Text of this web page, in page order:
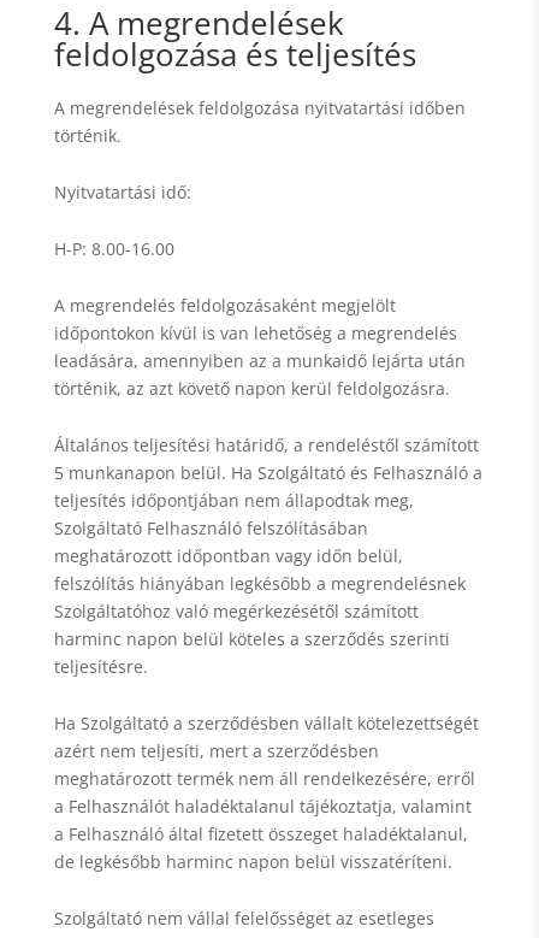
4. A megrendelések
feldolgozása és teljesítés
A megrendelések feldolgozása nyitvatartási időben
történik.
Nyitvatartási idő:
H-P: 8.00-16.00
A megrendelés feldolgozásaként megjelölt
időpontokon kívül is van lehetőség a megrendelés
leadására, amennyiben az a munkaidő lejárta után
történik, az azt követő napon kerül feldolgozásra.
Általános teljesítési határidő, a rendeléstől számított
5 munkanapon belül. Ha Szolgáltató és Felhasználó a
teljesítés időpontjában nem állapodtak meg,
Szolgáltató Felhasználó felszólításában
meghatározott időpontban vagy időn belül,
felszólítás hiányában legkésőbb a megrendelésnek
Szolgáltatóhoz való megérkezésétől számított
harminc napon belül köteles a szerződés szerinti
teljesítésre.
Ha Szolgáltató a szerződésben vállalt kötelezettségét
azért nem teljesíti, mert a szerződésben
meghatározott termék nem áll rendelkezésére, erről
a Felhasználót haladéktalanul tájékoztatja, valamint
a Felhasználó által fizetett összeget haladéktalanul,
de legkésőbb harminc napon belül visszatéríteni.
Szolgáltató nem vállal felelősséget az esetleges